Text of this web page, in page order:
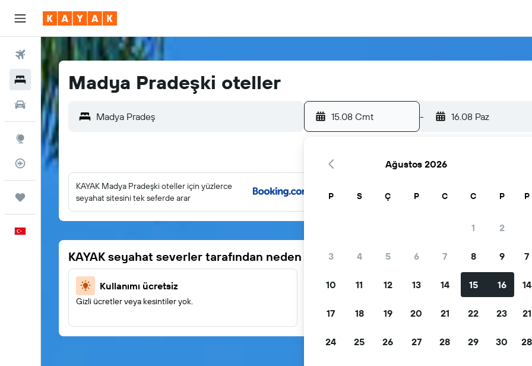
Uçuşlar
Oteller
Araç Kiralama
Explore
Uçuş Takipçisi
Madya Pradeşki oteller
15.08 Cmt - 16.08 Paz
KAYAK Madya Pradeşki oteller için yüzlerce
seyahat sitesini tek seferde arar
KAYAK seyahat severler tarafından neden tercih ediliyor
Kullanımı ücretsiz
Gizli ücretler veya kesintiler yok.
Fırsatlarınızı filtreleyin
filtreleyin.
Ağustos 2026
P S Ç P C C P
1 2
3 4 5 6 7 8 9
10 11 12 13 14 15 16
17 18 19 20 21 22 23
24 25 26 27 28 29 30
P
7
14
21
28